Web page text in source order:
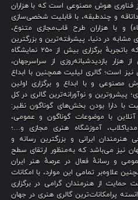
فناوری هوش مصنوعی است که با هزاران
و چندطبقه، با قابلیت شخصی‌سازی
و با هزاران طرح قاب‌مجازی متنوع،
مشابه در دنیا، پیشرفته‌ترین و بزرگترین
گالری آنلاین در کل جهان می‌باشد، که باتجربهٔ برگزاری بیش از ۲۵۰ نمایشگاه
بازدیدشبانه‌روزی از سراسرجهان،
نیز است؛ گالری لیلیت همچنین با ابداع
مصنوعی و با ابداع و برگزاری اولین
پیشروترین و نوآورانه‌ترین گالری در کل
با دارا بودن بخش‌های گوناگون نظیر:
با موضوعات گوناگون و عمومی،
مدیاکلاب، آموزشگاه هنری مجازی و…؛
هنرمندان ایرانی و بزرگترین رسانه و
نیز می‌باشد که به‌منظور ارتقای سطح
و رسانهٔ فعال در عرصهٔ هنر ایران
علاوه‌بر تمامی این موارد، با امکانات
از هنرمندان گرامی در برگزاری
پرامکانات‌ترین گالری هنری در جهان